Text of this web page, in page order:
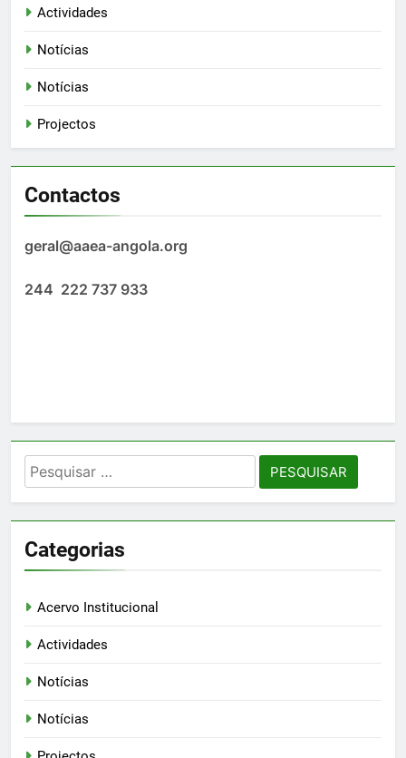
Actividades
Notícias
Notícias
Projectos
Contactos
geral@aaea-angola.org
244 222 737 933
Pesquisar
por:
Categorias
Acervo Institucional
Actividades
Notícias
Notícias